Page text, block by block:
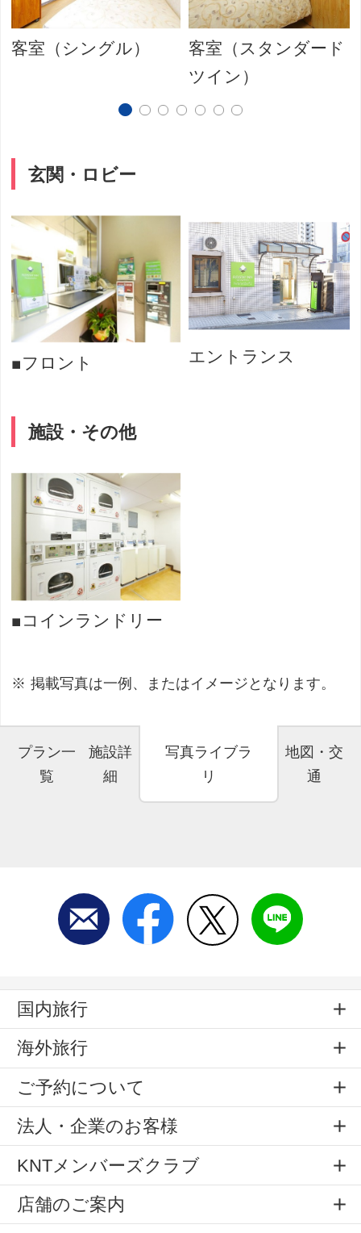
客室（シングル）
客室（スタンダード
ツイン）
玄関・ロビー
■フロント エントランス
施設・その他
■コインランドリー
掲載写真は一例、またはイメージとなります。
プラン一
覧
施設詳
細
写真ライブラ
リ
地図・交
通
国内旅行
海外旅行
ご予約について
法人・企業のお客様
KNTメンバーズクラブ
店舗のご案内